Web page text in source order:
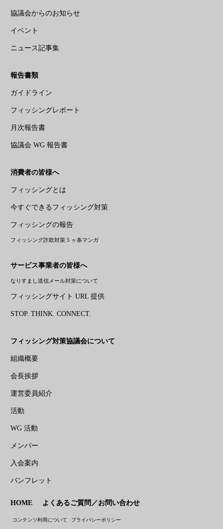
協議会からのお知らせ
イベント
ニュース記事集
報告書類
ガイドライン
フィッシングレポート
月次報告書
協議会 WG 報告書
消費者の皆様へ
フィッシングとは
今すぐできるフィッシング対策
フィッシングの報告
フィッシング詐欺対策 5 ヶ条マンガ
サービス事業者の皆様へ
なりすまし送信メール対策について
フィッシングサイト URL 提供
STOP. THINK. CONNECT.
フィッシング対策協議会について
組織概要
会長挨拶
運営委員紹介
活動
WG 活動
メンバー
入会案内
パンフレット
HOME よくあるご質問／お問い合わせ
コンテンツ利用について プライバシーポリシー